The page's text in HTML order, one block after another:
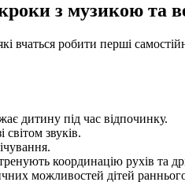
з музикою та
робити перші
дитину під час відпочинку.
звуків.
координацію рухів та
можливостей дітей